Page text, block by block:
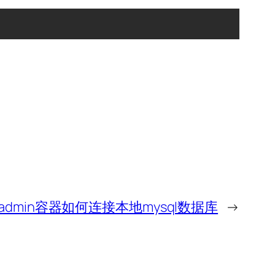
容器如何连接本地mysql数据库 →